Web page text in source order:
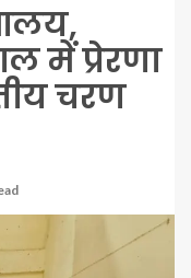
में प्रेरणा
चरण